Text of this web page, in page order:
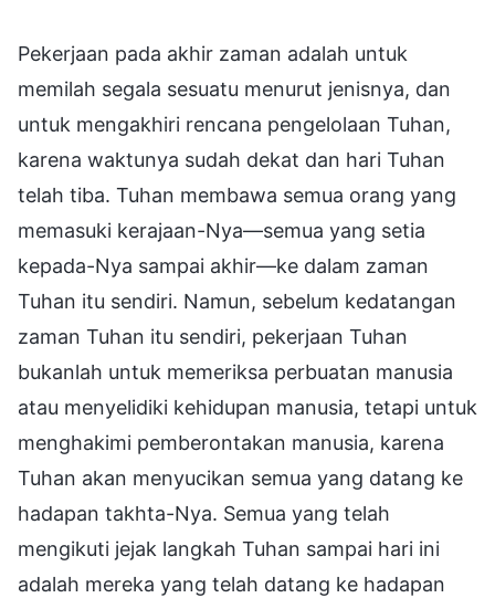
Pekerjaan pada akhir zaman adalah untuk
memilah segala sesuatu menurut jenisnya, dan
untuk mengakhiri rencana pengelolaan Tuhan,
karena waktunya sudah dekat dan hari Tuhan
telah tiba. Tuhan membawa semua orang yang
memasuki kerajaan-Nya—semua yang setia
kepada-Nya sampai akhir—ke dalam zaman
Tuhan itu sendiri. Namun, sebelum kedatangan
zaman Tuhan itu sendiri, pekerjaan Tuhan
bukanlah untuk memeriksa perbuatan manusia
atau menyelidiki kehidupan manusia, tetapi untuk
menghakimi pemberontakan manusia, karena
Tuhan akan menyucikan semua yang datang ke
hadapan takhta-Nya. Semua yang telah
mengikuti jejak langkah Tuhan sampai hari ini
adalah mereka yang telah datang ke hadapan